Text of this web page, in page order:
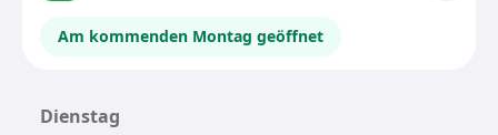
Am kommenden Montag geöffnet
Dienstag